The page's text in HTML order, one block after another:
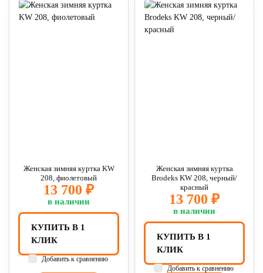
Женская зимняя куртка KW
208, фиолетовый
13 700 ₽
в наличии
КУПИТЬ В 1
КЛИК
Добавить к сравнению
Женская зимняя куртка
Brodeks KW 208, черный/
красный
13 700 ₽
в наличии
КУПИТЬ В 1
КЛИК
Добавить к сравнению